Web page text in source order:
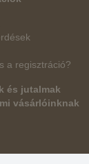
a regisztráció?
és jutalmak
vásárlóinknak